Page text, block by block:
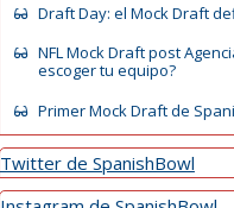
Draft Day: el Mock Draft
NFL Mock Draft post
escoger tu equipo?
Primer Mock Draft de
Twitter de SpanishBowl